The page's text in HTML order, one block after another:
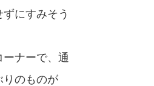
にすみそう
ナーで、通
りのものが